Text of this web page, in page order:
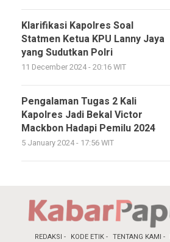
Klarifikasi Kapolres Soal
Statmen Ketua KPU Lanny Jaya
yang Sudutkan Polri
11 December 2024 - 20:16 WIT
Pengalaman Tugas 2 Kali
Kapolres Jadi Bekal Victor
Mackbon Hadapi Pemilu 2024
5 January 2024 - 17:56 WIT
REDAKSI KODE ETIK TENTANG KAMI